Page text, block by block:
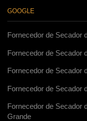
GOOGLE
Fornecedor de Secador
Fornecedor de Secador
Fornecedor de Secador
Fornecedor de Secador
Fornecedor de Secador
Grande